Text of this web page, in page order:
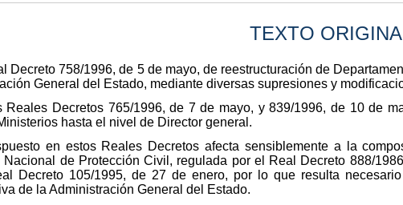
TEXTO
Decreto 758/1996, de 5 de mayo, de reestructuración de
General del Estado, mediante diversas supresiones y
Reales Decretos 765/1996, de 7 de mayo, y 839/1996, de 10 de
hasta el nivel de Director general.
en estos Reales Decretos afecta sensiblemente a la
Nacional de Protección Civil, regulada por el Real Decreto 888/
Decreto 105/1995, de 27 de enero, por lo que resulta
de la Administración General del Estado.